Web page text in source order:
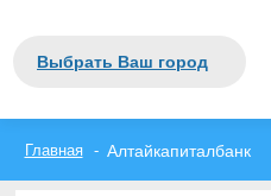
Выбрать Ваш городСанкт-
П Р С
Главная Алтайкапиталбанк